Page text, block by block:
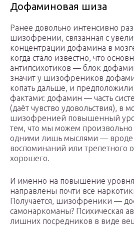
Дофаминовая шиза
Ранее довольно интенсивно
шизофрении, связанная с
концентрации дофамина в
когда стало известно, что
антипсихотиков — блок
значит у шизофреников
копать дальше, и
фактами: дофамин — часть
(даёт чувство удовольствия), в
шизофренией повышенный
тем, что мы можем
одними лишь мыслями — вроде
воспоминаний или трепетного
хорошего.
И именно на повышение
направлены почти все
Получается, шизофреники —
самонаркоманы? Психическая
лишних посредников в виде